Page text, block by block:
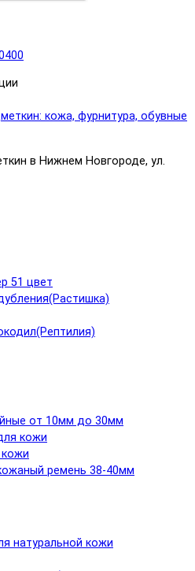
в Нижнем Новгороде, ул.
51 цвет
от 10мм до 30мм
кожи
ремень 38-40мм
натуральной кожи